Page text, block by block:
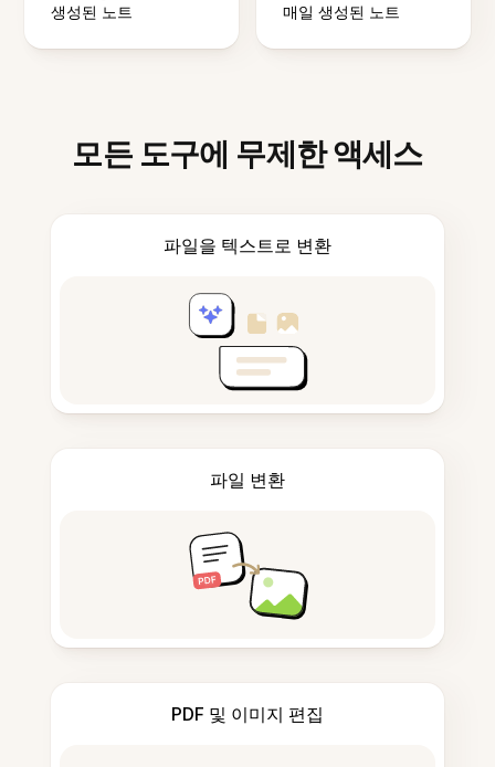
생성된 노트 매일 생성된 노트
모든 도구에 무제한 액세스
파일을 텍스트로 변환
파일 변환
PDF 및 이미지 편집